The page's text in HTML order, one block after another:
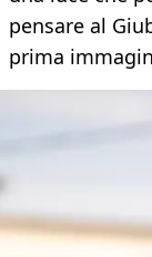
pensare al
prima